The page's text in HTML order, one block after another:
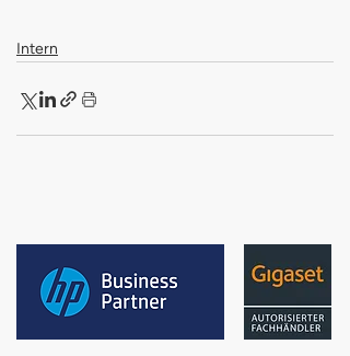
Intern